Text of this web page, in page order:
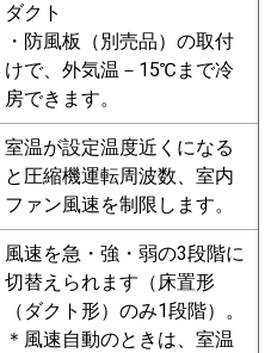
ダクト
・防風板（別売品）の取付
けで、外気温－15℃まで冷
房できます。
室温が設定温度近くになる
と圧縮機運転周波数、室内
ファン風速を制限します。
風速を急・強・弱の3段階に
切替えられます（床置形
（ダクト形）のみ1段階）。
＊風速自動のときは、室温